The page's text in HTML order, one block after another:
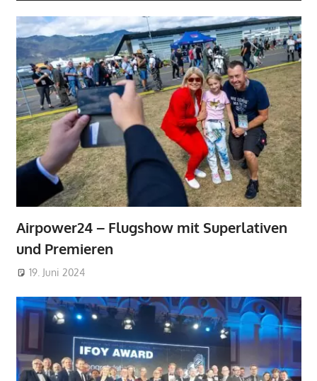
Airpower24 – Flugshow mit Superlativen
und Premieren
19. Juni 2024